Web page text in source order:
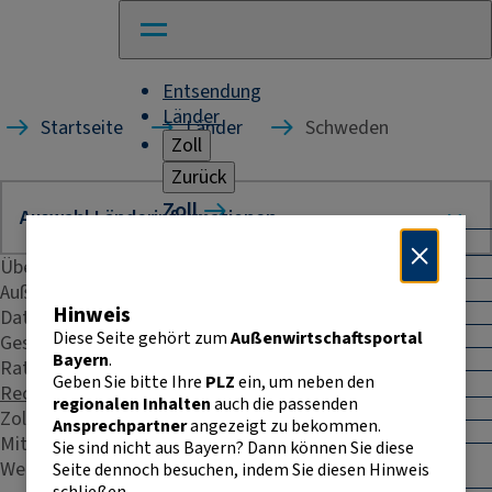
Entsendung
Länder
Zoll
Zurück
Zoll
Warenverkehr mit Drittländern
Warenursprung und Präferenzen
Warenverkehr innerhalb der EU
Allgemeines
Intrahandelsstatistik
Umsatzsteuer-
Identifikationsnummer
Startseite Länder Schweden
Übersicht
Außenhandelsstatistik
Daten & Fakten
Geschäftspraxis
Rating
Recht & Steuern
Zoll
Mitarbeiterentsendung
Weitere Kontakte
Hinweis
Diese Seite gehört zumAußenwirtschaftsportal
Bayern.
Geben Sie bitte Ihre PLZein, um neben den
regionalen Inhaltenauch die passenden
Ansprechpartnerangezeigt zu bekommen.
Sie sind nicht aus Bayern? Dann können Sie diese
Seite dennoch besuchen, indem Sie diesen Hinweis